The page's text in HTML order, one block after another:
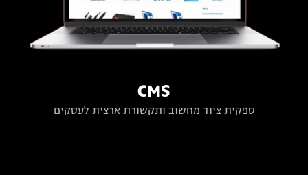
CMS
ספקית ציוד מחשוב ותקשורת ארצית לעסקים